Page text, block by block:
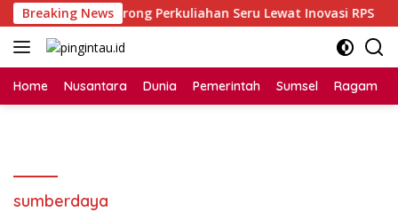
Langsung
ke
konten
Breaking News
Unsri Dorong Perkuliahan Seru Lewat Inovasi RPS
Home Nusantara Dunia Pemerintah Sumsel Ragam
sumberdaya